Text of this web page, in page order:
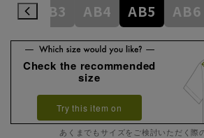
A8 AB3 AB4 AB5 AB6
Check the recommended
size
Try this item on
あくまでもサイズをご検討いただく際